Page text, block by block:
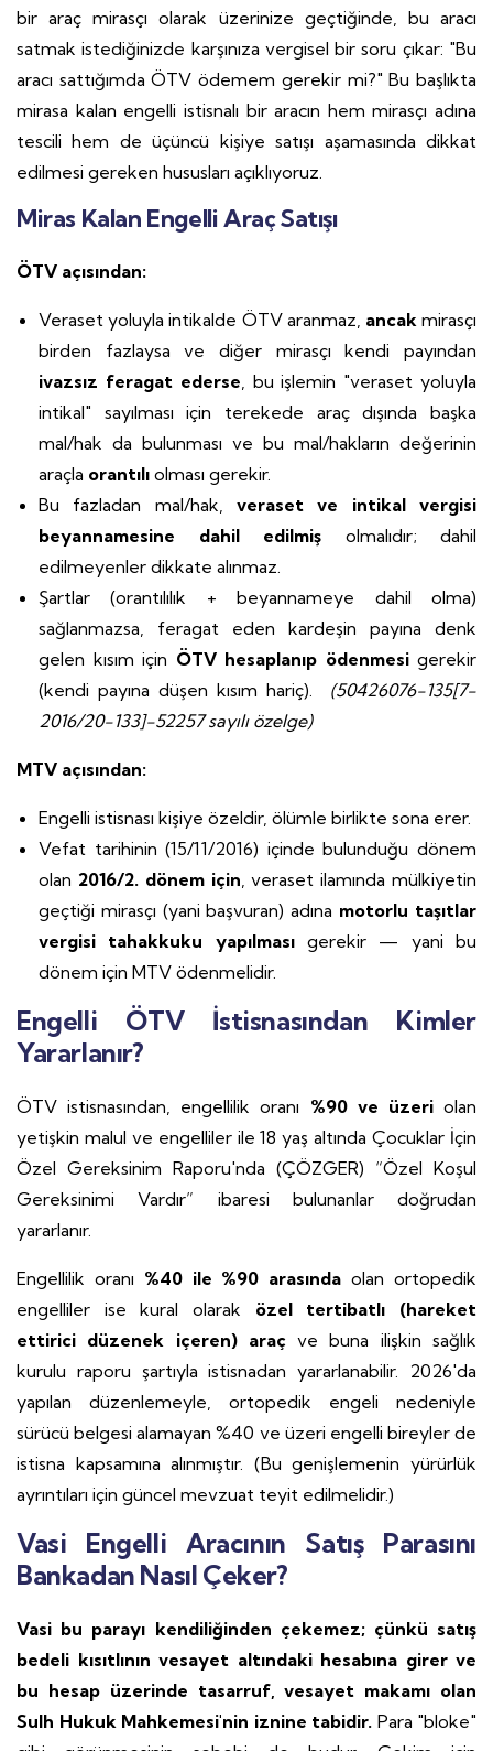
bir araç mirasçı olarak üzerinize geçtiğinde, bu aracı
satmak istediğinizde karşınıza vergisel bir soru çıkar: "Bu
aracı sattığımda ÖTV ödemem gerekir mi?" Bu başlıkta
mirasa kalan engelli istisnalı bir aracın hem mirasçı adına
tescili hem de üçüncü kişiye satışı aşamasında dikkat
edilmesi gereken hususları açıklıyoruz.
Miras Kalan Engelli Araç Satışı
ÖTV açısından:
Veraset yoluyla intikalde ÖTV aranmaz, ancakmirasçı
birden fazlaysa ve diğer mirasçı kendi payından
ivazsız feragat ederse, bu işlemin "veraset yoluyla
intikal" sayılması için terekede araç dışında başka
mal/hak da bulunması ve bu mal/hakların değerinin
araçla orantılı olması gerekir.
Bu fazladan mal/hak, veraset ve intikal vergisi
beyannamesine dahil edilmiş olmalıdır; dahil
edilmeyenler dikkate alınmaz.
Şartlar (orantılılık + beyannameye dahil olma)
sağlanmazsa, feragat eden kardeşin payına denk
gelen kısım için ÖTV hesaplanıp ödenmesigerekir
(kendi payına düşen kısım hariç). (50426076-135[7-
2016/20-133]-52257 sayılı özelge)
MTV açısından:
Engelli istisnası kişiye özeldir, ölümle birlikte sona erer.
Vefat tarihinin (15/11/2016) içinde bulunduğu dönem
olan 2016/2. dönem için, veraset ilamında mülkiyetin
geçtiği mirasçı (yani başvuran) adına motorlu taşıtlar
vergisi tahakkuku yapılmasıgerekir — yani bu
dönem için MTV ödenmelidir.
Engelli ÖTV İstisnasından Kimler
Yararlanır?
ÖTV istisnasından, engellilik oranı %90 ve üzeriolan
yetişkin malul ve engelliler ile 18 yaş altında Çocuklar İçin
Özel Gereksinim Raporu'nda (ÇÖZGER) “Özel Koşul
Gereksinimi Vardır” ibaresi bulunanlar doğrudan
yararlanır.
Engellilik oranı %40 ile %90 arasında olan ortopedik
engelliler ise kural olarak özel tertibatlı (hareket
ettirici düzenek içeren) araçve buna ilişkin sağlık
kurulu raporu şartıyla istisnadan yararlanabilir. 2026'da
yapılan düzenlemeyle, ortopedik engeli nedeniyle
sürücü belgesi alamayan %40 ve üzeri engelli bireyler de
istisna kapsamına alınmıştır. (Bu genişlemenin yürürlük
ayrıntıları için güncel mevzuat teyit edilmelidir.)
Vasi Engelli Aracının Satış Parasını
Bankadan Nasıl Çeker?
Vasi bu parayı kendiliğinden çekemez; çünkü satış
bedeli kısıtlının vesayet altındaki hesabına girer ve
bu hesap üzerinde tasarruf, vesayet makamı olan
Sulh Hukuk Mahkemesi'nin iznine tabidir. Para "bloke"